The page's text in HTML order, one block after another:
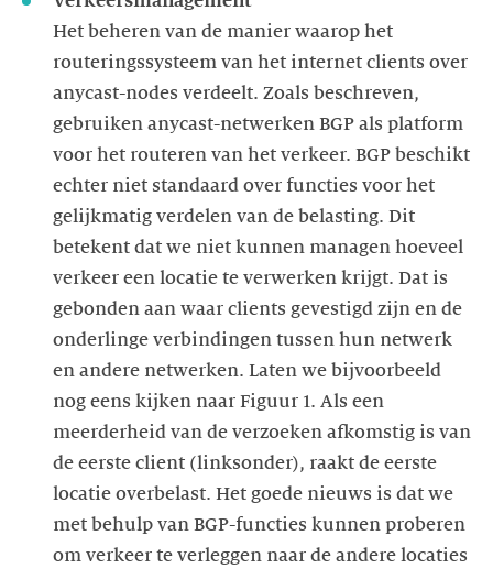
Het beheren van de manier waarop het
routeringssysteem van het internet clients over
anycast-nodes verdeelt. Zoals beschreven,
gebruiken anycast-netwerken BGP als platform
voor het routeren van het verkeer. BGP beschikt
echter niet standaard over functies voor het
gelijkmatig verdelen van de belasting. Dit
betekent dat we niet kunnen managen hoeveel
verkeer een locatie te verwerken krijgt. Dat is
gebonden aan waar clients gevestigd zijn en de
onderlinge verbindingen tussen hun netwerk
en andere netwerken. Laten we bijvoorbeeld
nog eens kijken naar Figuur 1. Als een
meerderheid van de verzoeken afkomstig is van
de eerste client (linksonder), raakt de eerste
locatie overbelast. Het goede nieuws is dat we
met behulp van BGP-functies kunnen proberen
om verkeer te verleggen naar de andere locaties